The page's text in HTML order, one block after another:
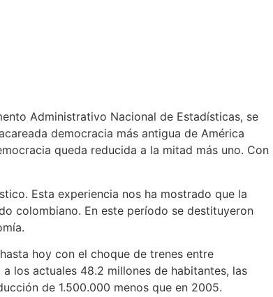
Administrativo Nacional de Estadísticas, se
democracia más antigua de América
queda reducida a la mitad más uno. Con
Esta experiencia nos ha mostrado que la
colombiano. En este período se destituyeron
hoy con el choque de trenes entre
los actuales 48.2 millones de habitantes, las
de 1.500.000 menos que en 2005.